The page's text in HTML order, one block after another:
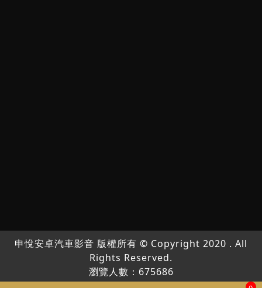
申悅安卓汽車影音 版權所有 © Copyright 2020 . All
Rights Reserved.
瀏覽人數：675686